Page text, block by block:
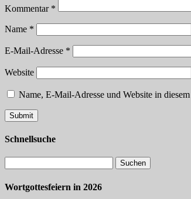
Kommentar *
Name *
E-Mail-Adresse *
Website
Name, E-Mail-Adresse und Website in
Schnellsuche
Wortgottesfeiern in 2026